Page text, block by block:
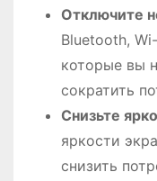
Отключите
Bluetooth,
которые вы
сократить
Снизьте
яркости
снизить